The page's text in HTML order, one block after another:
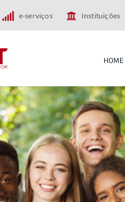
e-serviços Instituições
HOME